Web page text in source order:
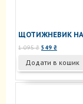
ЩОТИЖНЕВИК НА
1 095₴ Оригінальна
1
095 ₴.
549 ₴Поточна
549 ₴.
Додати в кошик